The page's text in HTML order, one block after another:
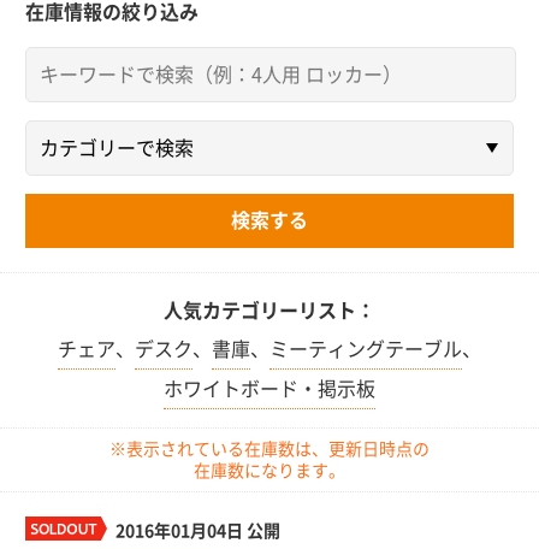
在庫情報の絞り込み
人気カテゴリーリスト：
チェア、 デスク、 書庫、 ミーティングテーブル、
ホワイトボード・掲示板
※表示されている在庫数は、更新日時点の
在庫数になります。
2016年01月04日 公開